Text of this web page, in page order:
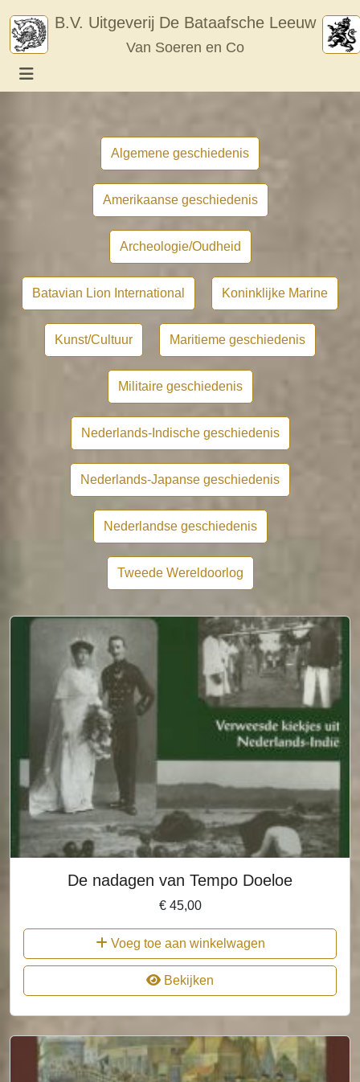
content
B.V. Uitgeverij De Bataafsche Leeuw
Van Soeren en Co
Algemene geschiedenis
Amerikaanse geschiedenis
Archeologie/Oudheid
Batavian Lion International Koninklijke Marine
Kunst/Cultuur Maritieme geschiedenis
Militaire geschiedenis
Nederlands-Indische geschiedenis
Nederlands-Japanse geschiedenis
Nederlandse geschiedenis
Tweede Wereldoorlog
De nadagen van Tempo Doeloe
€45,00
Voeg toe aan winkelwagen
Bekijken